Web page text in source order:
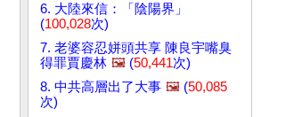
6. 大陸來信：「陰陽界」
(100,028次)
7. 老婆容忍姘頭共享 陳良宇嘴臭
得罪賈慶林 🖼️ (50,441次)
8. 中共高層出了大事 🖼️ (50,085
次)